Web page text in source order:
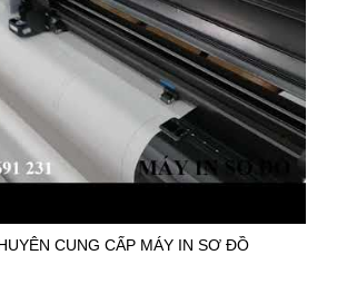
CUNG CẤP MÁY IN SƠ ĐỒ